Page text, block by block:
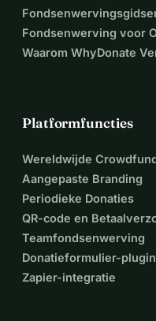
Fondsenwerving voor
Waarom WhyDonate
Platformfuncties
Wereldwijde
Aangepaste Branding
Periodieke Donaties
QR-code en
Teamfondsenwerving
Donatieformulier-plugin
Zapier-integratie